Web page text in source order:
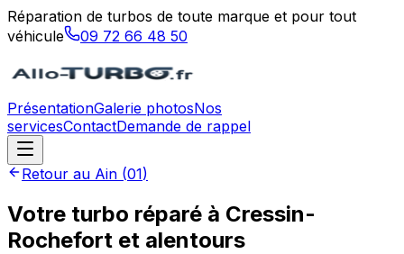
Réparation de turbos de toute marque et pour tout
véhicule
09 72 66 48 50
PrésentationGalerie photosNos
servicesContactDemande de rappel
Retour au Ain (01)
Votre turbo réparé à Cressin-
Rochefort et alentours